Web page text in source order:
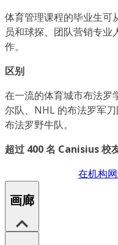
体育管理课程的毕业生可
员和球探、团队营销专
作。
区别
在一流的体育城市布法罗
尔队、NHL 的布法罗军
布法罗野牛队。
超过 400 名 Canisius 校
在机构
画廊